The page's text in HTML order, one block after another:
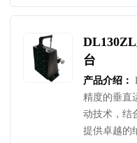
面轮廓检测
大空载加速
于士2μm，
±125nm，
列平台是兼
较强负载能
以下场景：
统加工、测
定位精度的
台
产品介绍：
精度的垂直
动技术，结
提供卓越的